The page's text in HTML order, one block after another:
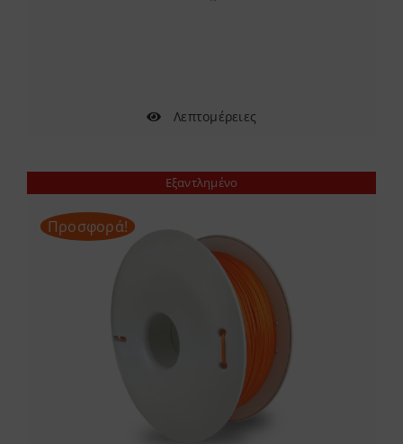
Λεπτομέρειες
Εξαντλημένο
Προσφορά!